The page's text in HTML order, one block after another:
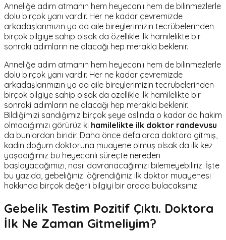
Anneliğe adım atmanın hem heyecanlı hem de bilinmezlerle
dolu birçok yanı vardır. Her ne kadar çevremizde
arkadaşlarımızın ya da aile bireylerimizin tecrübelerinden
birçok bilgiye sahip olsak da özellikle ilk hamilelikte bir
sonraki adımların ne olacağı hep merakla beklenir.
Anneliğe adım atmanın hem heyecanlı hem de bilinmezlerle
dolu birçok yanı vardır. Her ne kadar çevremizde
arkadaşlarımızın ya da aile bireylerimizin tecrübelerinden
birçok bilgiye sahip olsak da özellikle ilk hamilelikte bir
sonraki adımların ne olacağı hep merakla beklenir.
Bildiğimizi sandığımız birçok şeye aslında o kadar da hakim
olmadığımızı görürüz ki hamilelikte ilk doktor randevusu
da bunlardan biridir. Daha önce defalarca doktora gitmiş,
kadın doğum doktoruna muayene olmuş olsak da ilk kez
yaşadığımız bu heyecanlı süreçte nereden
başlayacağımızı, nasıl davranacağımızı bilemeyebiliriz. İşte
bu yazıda, gebeliğinizi öğrendiğiniz ilk doktor muayenesi
hakkında birçok değerli bilgiyi bir arada bulacaksınız.
Gebelik Testim Pozitif Çıktı. Doktora
İlk Ne Zaman Gitmeliyim?